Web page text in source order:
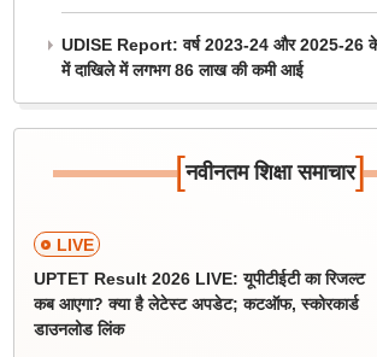
UDISE Report: वर्ष 2023-24 और 2025-26 के
में दाखिले में लगभग 86 लाख की कमी आई
[नवीनतम शिक्षा समाचार]
LIVE
UPTET Result 2026 LIVE: यूपीटीईटी का रिजल्ट
कब आएगा? क्या है लेटेस्ट अपडेट; कटऑफ, स्कोरकार्ड
डाउनलोड लिंक